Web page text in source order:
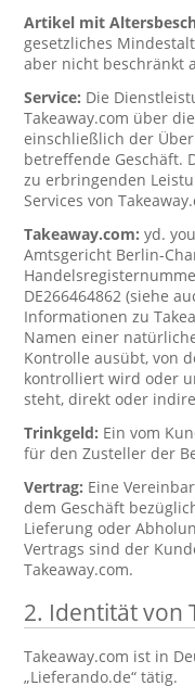
Artikel mit
gesetzliches
aber nicht beschränkt
Service: Die
Takeaway.com über
einschließlich der
betreffende Geschäft.
zu erbringenden
Services von
Takeaway.com:yd.
Amtsgericht Berlin-
DE266464862 (siehe
Informationen zu
Namen einer
Kontrolle ausübt, von
kontrolliert wird oder
steht, direkt oder
Trinkgeld: Ein vom
für den Zusteller der
Vertrag: Eine
dem Geschäft
Lieferung oder
Vertrags sind der
Takeaway.com.
2. Identität von
Takeaway.com ist in
„Lieferando.de“ tätig.